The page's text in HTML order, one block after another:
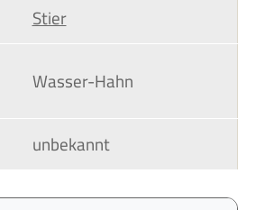
Stier
Wasser-Hahn
unbekannt